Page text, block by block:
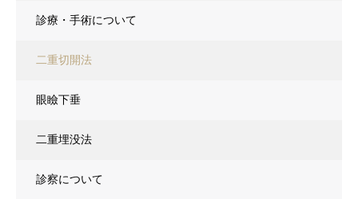
診療・手術について
二重切開法
眼瞼下垂
二重埋没法
診察について